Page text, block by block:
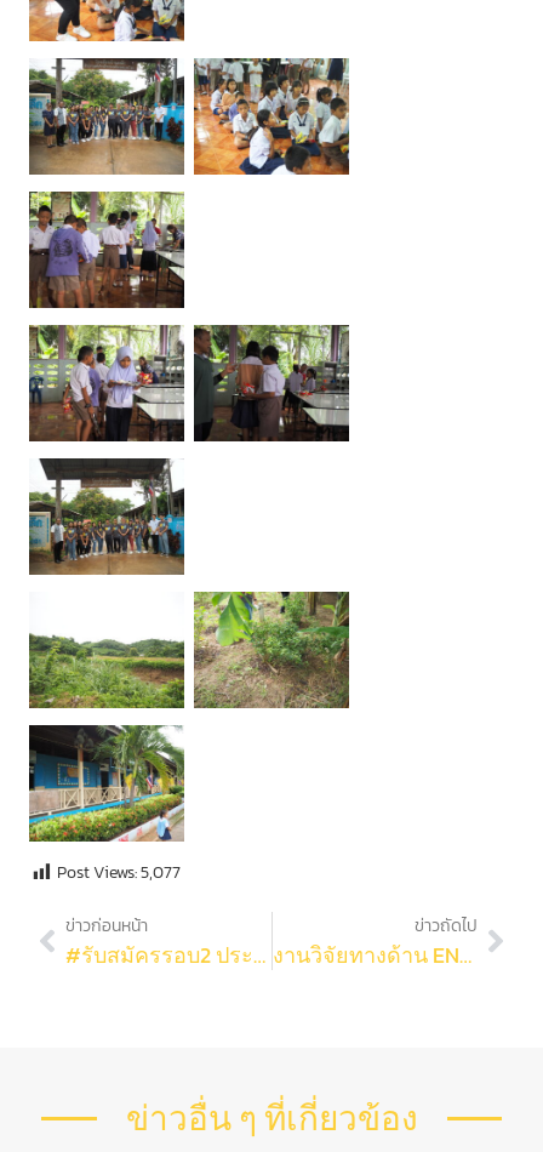
Post Views:5,077
ข่าวก่อนหน้า
#รับสมัครรอบ2 ประชาสัมพันธ์ งานวิจัยและบริการวิชาการ เปิดรับสมัคร ทุนวิจัยหลังปริญญาเอก กองทุนรัชดาภิเษกสมโภช** รูปแบบใหม่**
ข่าวถัดไป
งานวิจัยทางด้าน ENVIRONMENT & SUSTAINABILITY ซึ่งมี รศ.ดร.ชัชวาล ใจซื่อกุล ภาควิชาชีววิทยา และ รศ.ดร.ปกรณ์ วรานุศุภากุล ภาควิชาเคมี เป็นผู้ดำเนินการ
ข่าวอื่น ๆ ที่เกี่ยวข้อง